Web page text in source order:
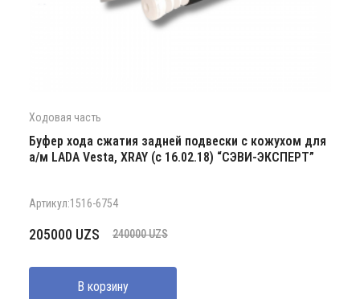
Ходовая часть
Буфер хода сжатия задней подвески с кожухом для
а/м LADA Vesta, XRAY (с 16.02.18) “СЭВИ-ЭКСПЕРТ”
Артикул:1516-6754
240000UZS
Первоначальная
составляла
240000 UZS.
205000 UZS
Текущая
205000 UZS.
В корзину